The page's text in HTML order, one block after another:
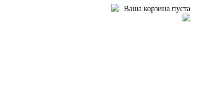
Ваша корзина пуста